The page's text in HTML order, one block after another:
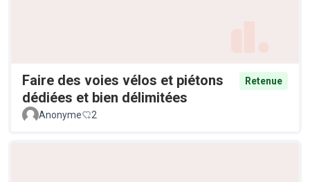
Faire des voies vélos et piétons
dédiées et bien délimitées
Retenue
Anonyme 2